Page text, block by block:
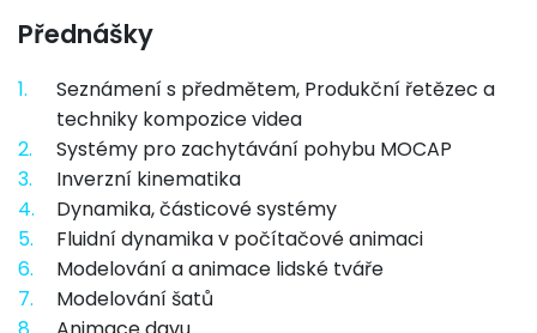
Přednášky
1.
Seznámení s předmětem, Produkční řetězec a
techniky kompozice videa
2.
Systémy pro zachytávání pohybu MOCAP
3.
Inverzní kinematika
4.
Dynamika, částicové systémy
5.
Fluidní dynamika v počítačové animaci
6.
Modelování a animace lidské tváře
7.
Modelování šatů